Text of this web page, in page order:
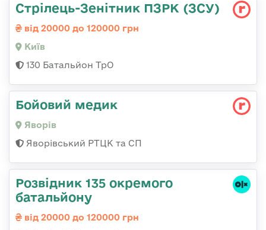
Стрілець-Зенітник ПЗРК (ЗСУ)
від 20000 до 120000 грн
Київ
130 Батальйон ТрО
Бойовий медик
Яворів
Яворівський РТЦК та СП
Розвідник 135 окремого
батальйону
від 20000 до 120000 грн